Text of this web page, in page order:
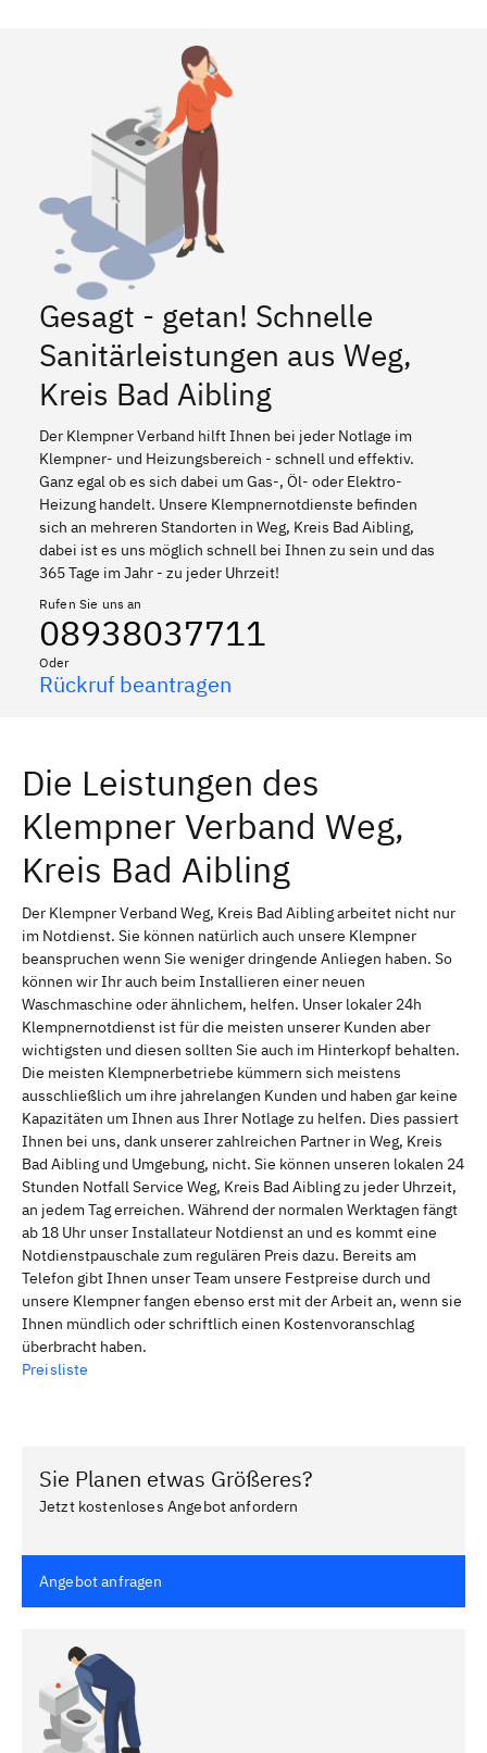
Gesagt - getan! Schnelle
Sanitärleistungen aus Weg,
Kreis Bad Aibling
Der Klempner Verband hilft Ihnen bei jeder Notlage im
Klempner- und Heizungsbereich - schnell und effektiv.
Ganz egal ob es sich dabei um Gas-, Öl- oder Elektro-
Heizung handelt. Unsere Klempnernotdienste befinden
sich an mehreren Standorten in Weg, Kreis Bad Aibling,
dabei ist es uns möglich schnell bei Ihnen zu sein und das
365 Tage im Jahr - zu jeder Uhrzeit!
Rufen Sie uns an
08938037711
Oder
Rückruf beantragen
Die Leistungen des
Klempner Verband Weg,
Kreis Bad Aibling
Der Klempner Verband Weg, Kreis Bad Aibling arbeitet nicht nur
im Notdienst. Sie können natürlich auch unsere Klempner
beanspruchen wenn Sie weniger dringende Anliegen haben. So
können wir Ihr auch beim Installieren einer neuen
Waschmaschine oder ähnlichem, helfen. Unser lokaler 24h
Klempnernotdienst ist für die meisten unserer Kunden aber
wichtigsten und diesen sollten Sie auch im Hinterkopf behalten.
Die meisten Klempnerbetriebe kümmern sich meistens
ausschließlich um ihre jahrelangen Kunden und haben gar keine
Kapazitäten um Ihnen aus Ihrer Notlage zu helfen. Dies passiert
Ihnen bei uns, dank unserer zahlreichen Partner in Weg, Kreis
Bad Aibling und Umgebung, nicht. Sie können unseren lokalen 24
Stunden Notfall Service Weg, Kreis Bad Aibling zu jeder Uhrzeit,
an jedem Tag erreichen. Während der normalen Werktagen fängt
ab 18 Uhr unser Installateur Notdienst an und es kommt eine
Notdienstpauschale zum regulären Preis dazu. Bereits am
Telefon gibt Ihnen unser Team unsere Festpreise durch und
unsere Klempner fangen ebenso erst mit der Arbeit an, wenn sie
Ihnen mündlich oder schriftlich einen Kostenvoranschlag
überbracht haben.
Preisliste
Sie Planen etwas Größeres?
Jetzt kostenloses Angebot anfordern
Angebot anfragen